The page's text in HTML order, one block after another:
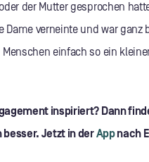
der Mutter gesprochen
Dame verneinte und war
einfach so ein
inspiriert? Dann
Jetzt in derAppnach